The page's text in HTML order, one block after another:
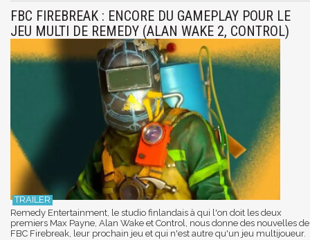
FBC FIREBREAK : ENCORE DU GAMEPLAY POUR LE
JEU MULTI DE REMEDY (ALAN WAKE 2, CONTROL)
Remedy Entertainment, le studio finlandais à qui l'on doit les deux
premiers Max Payne, Alan Wake et Control, nous donne des nouvelles de
FBC Firebreak, leur prochain jeu et qui n'est autre qu'un jeu multijoueur.